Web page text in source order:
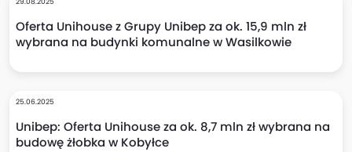
Oferta Unihouse z Grupy Unibep za ok. 15,9 mln zł
wybrana na budynki komunalne w Wasilkowie
25.06.2025
Unibep: Oferta Unihouse za ok. 8,7 mln zł wybrana na
budowę żłobka w Kobyłce